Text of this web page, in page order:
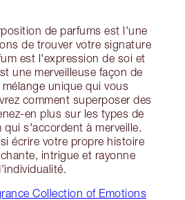
de parfums est l'une
de trouver votre signature
est l'expression de soi et
une merveilleuse façon de
unique qui vous
comment superposer des
en plus sur les types de
qui s'accordent à merveille.
écrire votre propre histoire
intrigue et rayonne
Collection of Emotions